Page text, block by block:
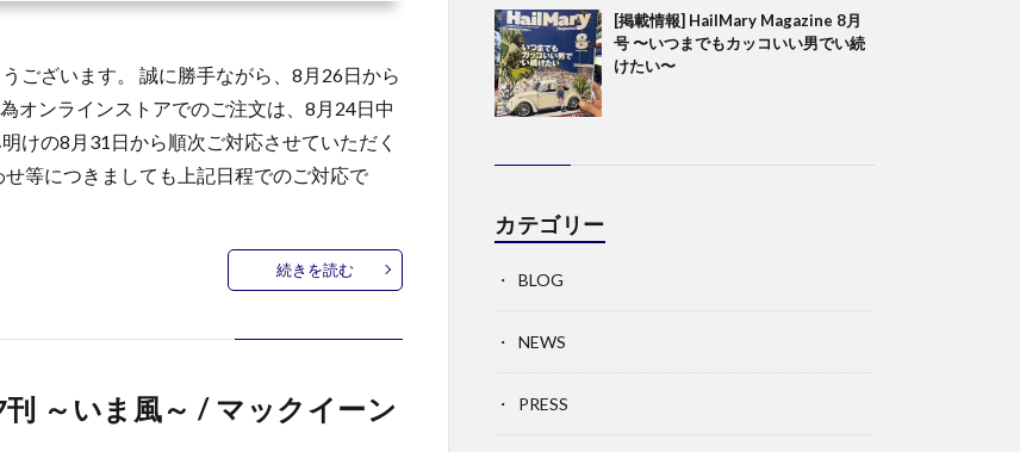
ございます。 誠に勝手ながら、8月26日から
オンラインストアでのご注文は、8月24日中
けの8月31日から順次ご対応させていただく
等につきましても上記日程でのご対応で
続きを読む
～いま風～ / マックイーン
[掲載情報] HailMary Magazine 8月
号 〜いつまでもカッコいい男でい続
けたい〜
カテゴリー
BLOG
NEWS
PRESS